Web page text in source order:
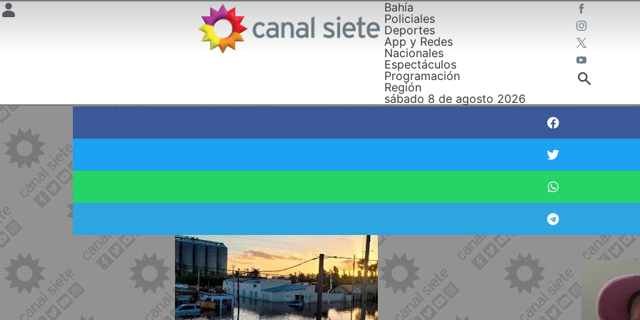
Bahía
Policiales
Deportes
App y Redes
Nacionales
Espectáculos
Programación
Región
sábado 8 de agosto 2026